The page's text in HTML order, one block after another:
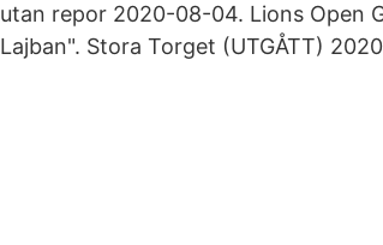
utan repor 2020-08-04. Lions Open
Lajban". Stora Torget (UTGÅTT)